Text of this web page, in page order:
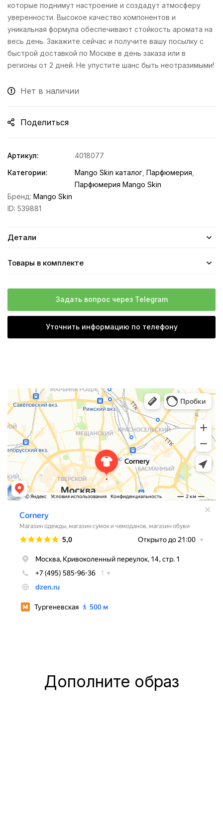
которые поднимут настроение и создадут атмосферу
уверенности. Высокое качество компонентов и
уникальная формула обеспечивают стойкость аромата на
весь день. Закажите сейчас и получите вашу посылку с
быстрой доставкой по Москве в день заказа или в
регионы от 2 дней. Не упустите шанс быть неотразимыми!
Нет в наличии
Поделиться
Артикул:
4018077
Категории:
Mango Skin каталог Парфюмерия
Парфюмерия Mango Skin
Бренд: Mango Skin
ID: 539881
Детали
Товары в комплекте
Задать вопрос через Telegram
Уточнить информацию по телефону
Дополните образ